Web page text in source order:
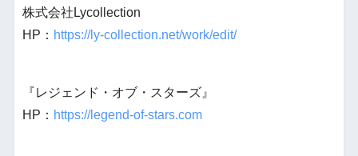
株式会社Lycollection
HP： https://ly-collection.net/work/edit/
『レジェンド・オブ・スターズ』
HP： https://legend-of-stars.com